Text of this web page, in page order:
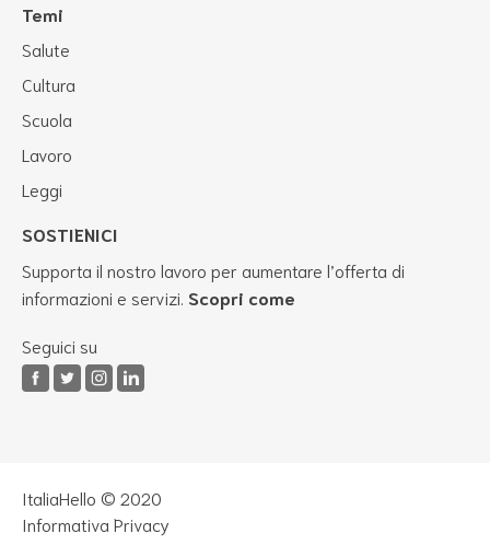
Temi
Salute
Cultura
Scuola
Lavoro
Leggi
SOSTIENICI
Supporta il nostro lavoro per aumentare l’offerta di
informazioni e servizi. Scopri come
Seguici su
ItaliaHello © 2020
Informativa Privacy